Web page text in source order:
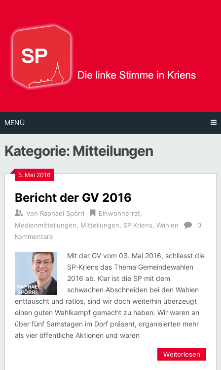
Inhalt
MENÜ
Kategorie: Mitteilungen
5. Mai 2016
Bericht der GV 2016
Von Raphael Spörri Einwohnerrat
Medienmitteilungen
Mitteilungen SP Kriens Wahlen
0
Kommentare
Mit der GV vom 03. Mai 2016, schliesst die
SP-Kriens das Thema Gemeindewahlen
2016 ab. Klar ist die SP mit dem
schwachen Abschneiden bei den Wahlen
enttäuscht und ratlos, sind wir doch weiterhin überzeugt
einen guten Wahlkampf gemacht zu haben. Wir waren an
über fünf Samstagen im Dorf präsent, organisierten mehr
als vier öffentliche Aktionen und waren
Weiterlesen